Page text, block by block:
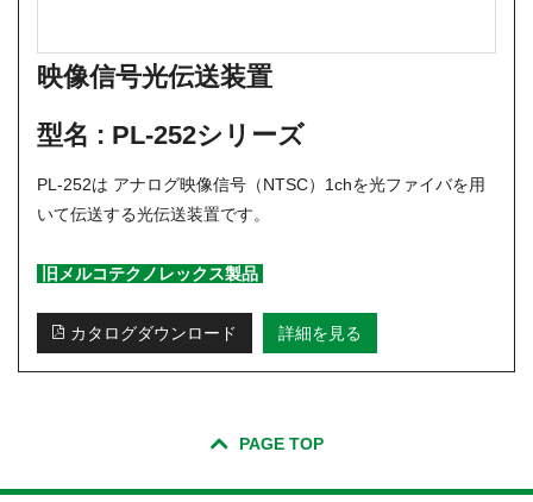
映像信号光伝送装置
型名 : PL-252シリーズ
PL-252は アナログ映像信号（NTSC）1chを光ファイバを用
いて伝送する光伝送装置です。
旧メルコテクノレックス製品
カタログダウンロード 詳細を見る
PAGE TOP